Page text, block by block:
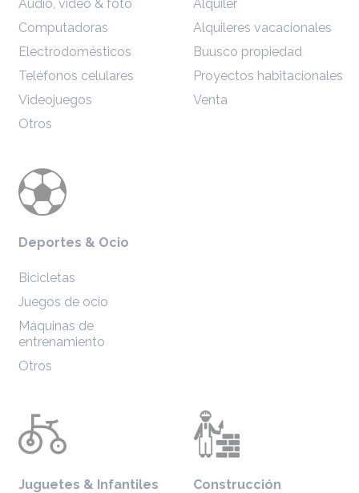
Audio, video & foto
Computadoras
Electrodomésticos
Teléfonos celulares
Videojuegos
Otros
Alquiler
Alquileres vacacionales
Buusco propiedad
Proyectos habitacionales
Venta
Deportes & Ocio
Bicicletas
Juegos de ocio
Máquinas de
entrenamiento
Otros
Juguetes & Infantiles Construcción